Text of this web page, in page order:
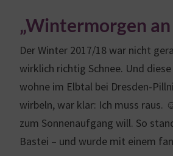
„Wintermorgen
Der Winter 2017/18 war nicht
wirklich richtig Schnee. Und
wohne im Elbtal bei Dresden-
wirbeln, war klar: Ich muss raus.
zum Sonnenaufgang will. So
Bastei – und wurde mit einem